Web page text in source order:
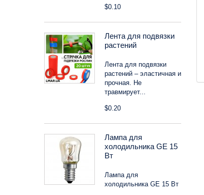
$0.10
Лента для подвязки
растений
Лента для подвязки
растений – эластичная и
прочная. Не
травмирует...
$0.20
Лампа для
холодильника GE 15
Вт
Лампа для
холодильника GE 15 Вт